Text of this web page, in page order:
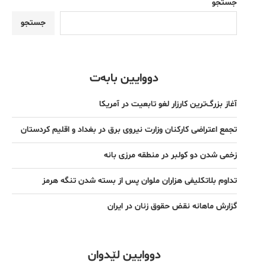
جستجو
جستجو
دووایین بابەت
آغاز بزرگ‌ترین کارزار لغو تابعیت در آمریکا
تجمع اعتراضی کارکنان وزارت نیروی برق در بغداد و اقلیم کردستان
زخمی شدن دو کولبر در منطقه مرزی بانه
تداوم بلاتکلیفی هزاران ملوان پس از بسته شدن تنگه هرمز
گزارش ماهانه نقض حقوق زنان در ایران
دووایین لێدوان